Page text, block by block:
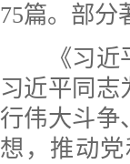
75篇。部分
《习近平
习近平同志
行伟大斗争
想，推动